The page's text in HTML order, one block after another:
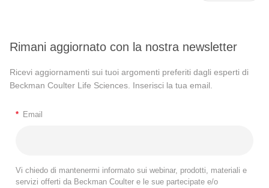
Rimani aggiornato con la nostra newsletter
Ricevi aggiornamenti sui tuoi argomenti preferiti dagli esperti di
Beckman Coulter Life Sciences. Inserisci la tua email.
* Email
Vi chiedo di mantenermi informato sui webinar, prodotti, materiali e
servizi offerti da Beckman Coulter e le sue partecipate e/o